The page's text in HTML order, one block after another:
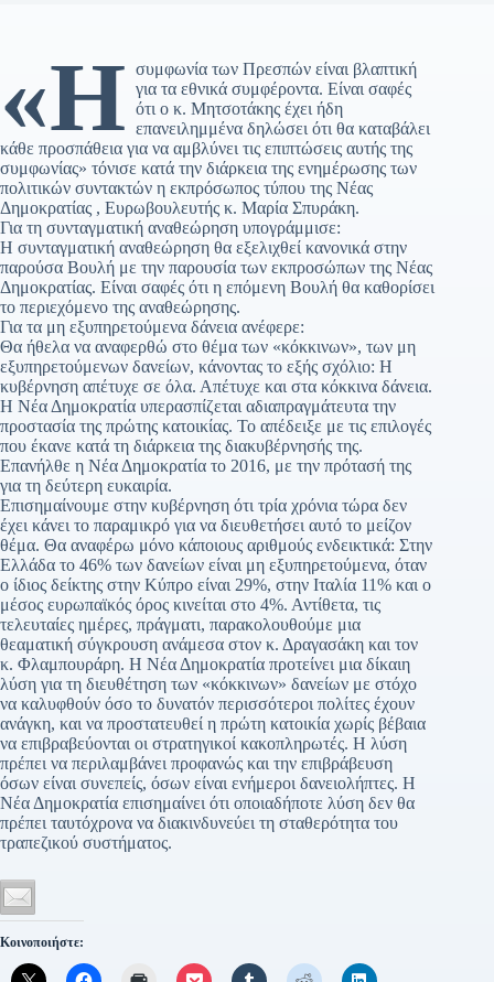
«Η συμφωνία των Πρεσπών είναι βλαπτική
για τα εθνικά συμφέροντα. Είναι σαφές
ότι ο κ. Μητσοτάκης έχει ήδη
επανειλημμένα δηλώσει ότι θα καταβάλει
κάθε προσπάθεια για να αμβλύνει τις επιπτώσεις αυτής της
συμφωνίας» τόνισε κατά την διάρκεια της ενημέρωσης των
πολιτικών συντακτών η εκπρόσωπος τύπου της Νέας
Δημοκρατίας , Ευρωβουλευτής κ. Μαρία Σπυράκη.
Για τη συνταγματική αναθεώρηση υπογράμμισε:
Η συνταγματική αναθεώρηση θα εξελιχθεί κανονικά στην
παρούσα Βουλή με την παρουσία των εκπροσώπων της Νέας
Δημοκρατίας. Είναι σαφές ότι η επόμενη Βουλή θα καθορίσει
το περιεχόμενο της αναθεώρησης.
Για τα μη εξυπηρετούμενα δάνεια ανέφερε:
Θα ήθελα να αναφερθώ στο θέμα των «κόκκινων», των μη
εξυπηρετούμενων δανείων, κάνοντας το εξής σχόλιο: Η
κυβέρνηση απέτυχε σε όλα. Απέτυχε και στα κόκκινα δάνεια.
Η Νέα Δημοκρατία υπερασπίζεται αδιαπραγμάτευτα την
προστασία της πρώτης κατοικίας. Το απέδειξε με τις επιλογές
που έκανε κατά τη διάρκεια της διακυβέρνησής της.
Επανήλθε η Νέα Δημοκρατία το 2016, με την πρότασή της
για τη δεύτερη ευκαιρία.
Επισημαίνουμε στην κυβέρνηση ότι τρία χρόνια τώρα δεν
έχει κάνει το παραμικρό για να διευθετήσει αυτό το μείζον
θέμα. Θα αναφέρω μόνο κάποιους αριθμούς ενδεικτικά: Στην
Ελλάδα το 46% των δανείων είναι μη εξυπηρετούμενα, όταν
ο ίδιος δείκτης στην Κύπρο είναι 29%, στην Ιταλία 11% και ο
μέσος ευρωπαϊκός όρος κινείται στο 4%. Αντίθετα, τις
τελευταίες ημέρες, πράγματι, παρακολουθούμε μια
θεαματική σύγκρουση ανάμεσα στον κ. Δραγασάκη και τον
κ. Φλαμπουράρη. Η Νέα Δημοκρατία προτείνει μια δίκαιη
λύση για τη διευθέτηση των «κόκκινων» δανείων με στόχο
να καλυφθούν όσο το δυνατόν περισσότεροι πολίτες έχουν
ανάγκη, και να προστατευθεί η πρώτη κατοικία χωρίς βέβαια
να επιβραβεύονται οι στρατηγικοί κακοπληρωτές. Η λύση
πρέπει να περιλαμβάνει προφανώς και την επιβράβευση
όσων είναι συνεπείς, όσων είναι ενήμεροι δανειολήπτες. Η
Νέα Δημοκρατία επισημαίνει ότι οποιαδήποτε λύση δεν θα
πρέπει ταυτόχρονα να διακινδυνεύει τη σταθερότητα του
τραπεζικού συστήματος.
Κοινοποιήστε: